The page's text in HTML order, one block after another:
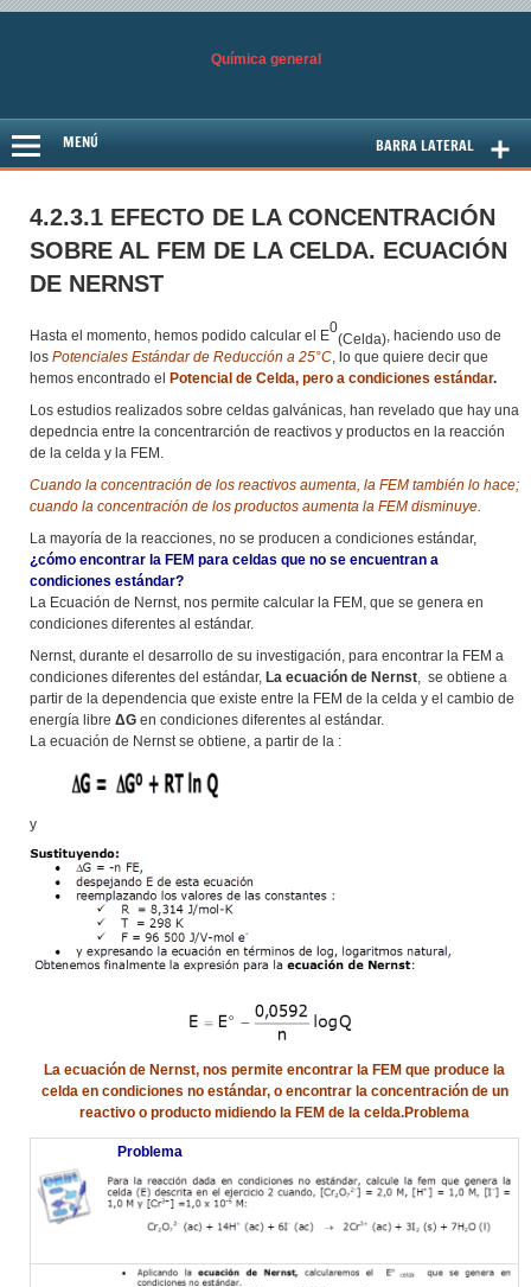
Química general
BARRA LATERAL
MENÚ
4.2.3.1 EFECTO DE LA CONCENTRACIÓN
SOBRE AL FEM DE LA CELDA. ECUACIÓN
DE NERNST
Hasta el momento, hemos podido calcular el E0
(Celda) , haciendo uso de
los Potenciales Estándar de Reducción a 25°C , lo que quiere decir que
hemos encontrado el Potencial de Celda, pero a condiciones estándar.
Los estudios realizados sobre celdas galvánicas, han revelado que hay una
depedncia entre la concentrarción de reactivos y productos en la reacción
de la celda y la FEM.
Cuando la concentración de los reactivos aumenta, la FEM también lo hace;
cuando la concentración de los productos aumenta la FEM disminuye
La mayoría de la reacciones, no se producen a condiciones estándar,
¿cómo encontrar la FEM para celdas que no se encuentran a
condiciones estándar?
La Ecuación de Nernst, nos permite calcular la FEM, que se genera en
condiciones diferentes al estándar.
Nernst, durante el desarrollo de su investigación, para encontrar la FEM a
condiciones diferentes del estándar, La ecuación de Nernst , se obtiene a
partir de la dependencia que existe entre la FEM de la celda y el cambio de
energía libre ΔG en condiciones diferentes al estándar.
La ecuación de Nernst se obtiene, a partir de la :
y
La ecuación de Nernst, nos permite encontrar la FEM que produce la
celda en condiciones no estándar, o encontrar la concentración de un
reactivo o producto midiendo la FEM de la celda.Problema
Problema